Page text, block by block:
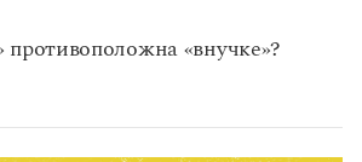
противоположна «внучке»?